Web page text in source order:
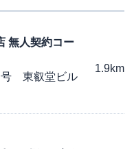
無人契約コー
号 東叡堂ビル
1.9km